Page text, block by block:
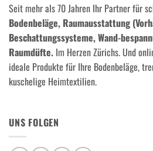
Seit mehr als 70 Jahren Ihr Partner für
Bodenbeläge, Raumausstattung
Beschattungssysteme, Wand-
Raumdüfte. Im Herzen Zürichs. Und
ideale Produkte für Ihre Bodenbeläge,
kuschelige Heimtextilien.
UNS FOLGEN